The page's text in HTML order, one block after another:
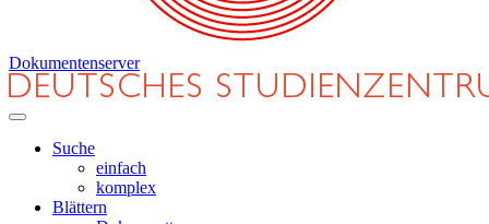
Dokumentenserver
Suche
einfach
komplex
Blättern